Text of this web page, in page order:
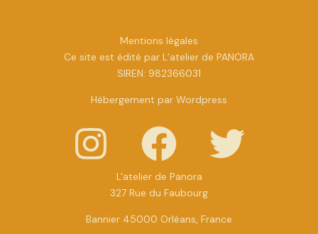
Mentions légales
Ce site est édité par L’atelier de PANORA
SIREN: 982366031
Hébergement par Wordpress
L'atelier de Panora
327 Rue du Faubourg
Bannier 45000 Orléans, France